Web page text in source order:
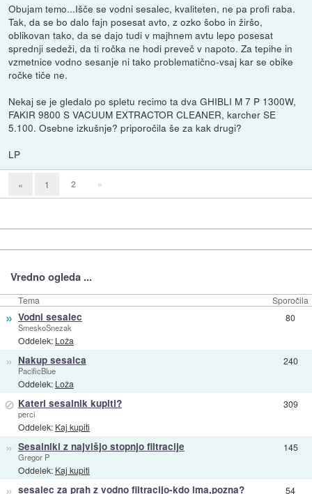
Obujam temo...Išče se vodni sesalec, kvaliteten, ne pa profi raba.
Tak, da se bo dalo fajn posesat avto, z ozko šobo in žiršo,
oblikovan tako, da se dajo tudi v majhnem avtu lepo posesat
sprednji sedeži, da ti ročka ne hodi preveč v napoto. Za tepihe in
vzmetnice vodno sesanje ni tako problematično-vsaj kar se obike
ročke tiče ne.
Nekaj se je gledalo po spletu recimo ta dva GHIBLI M 7 P 1300W,
FAKIR 9800 S VACUUM EXTRACTOR CLEANER, karcher SE
5.100. Osebne izkušnje? priporočila še za kak drugi?
LP
« 1 2 »
Vredno ogleda ...
Tema Sporočila
» Vodni sesalec
SmeskoSnezak
Oddelek: Loža
80
» Nakup sesalca
PacificBlue
Oddelek: Loža
240
⊘ Kateri sesalnik kupiti?
perci
Oddelek: Kaj kupiti
309
» Sesalniki z najvišjo stopnjo filtracije
Gregor P
Oddelek: Kaj kupiti
145
» sesalec za prah z vodno filtracijo-kdo ima,pozna? 54